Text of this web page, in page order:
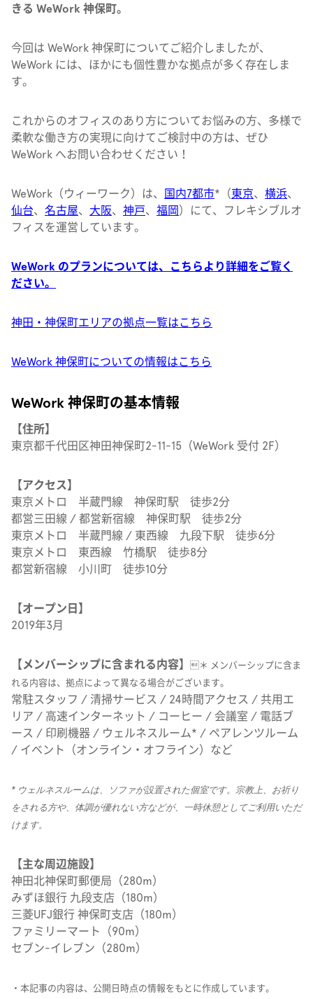
きる WeWork 神保町。
今回は WeWork 神保町についてご紹介しましたが、
WeWork には、ほかにも個性豊かな拠点が多く存在しま
す。
これからのオフィスのあり方についてお悩みの方、多様で
柔軟な働き方の実現に向けてご検討中の方は、ぜひ
WeWork へお問い合わせください！
WeWork（ウィーワーク）は、 国内7都市*（東京、 横浜、
仙台、 名古屋、 大阪、 神戸、 福岡）にて、フレキシブルオ
フィスを運営しています。
WeWork のプランについては、こちらより詳細をご覧く
ださい。
神田・神保町エリアの拠点一覧はこちら
WeWork 神保町についての情報はこちら
WeWork 神保町の基本情報
【住所】
東京都千代田区神田神保町2-11-15（WeWork 受付 2F）
【アクセス】
東京メトロ 半蔵門線 神保町駅 徒歩2分
都営三田線 / 都営新宿線 神保町駅 徒歩2分
東京メトロ 半蔵門線 / 東西線 九段下駅 徒歩6分
東京メトロ 東西線 竹橋駅 徒歩8分
都営新宿線 小川町 徒歩10分
【オープン日】
2019年3月
【メンバーシップに含まれる内容】
＊ メンバーシップに含ま
れる内容は、拠点によって異なる場合がございます。
常駐スタッフ / 清掃サービス / 24時間アクセス / 共用エ
リア / 高速インターネット / コーヒー / 会議室 / 電話ブ
ース / 印刷機器 / ウェルネスルーム* / ペアレンツルーム
/ イベント（オンライン・オフライン）など
* ウェルネスルームは、ソファが設置された個室です。宗教上、お祈り
をされる方や、体調が優れない方などが、一時休憩としてご利用いただ
けます。
【主な周辺施設】
神田北神保町郵便局（280m）
みずほ銀行 九段支店（180m）
三菱UFJ銀行 神保町支店（180m）
ファミリーマート（90m）
セブン-イレブン（280m）
・本記事の内容は、公開日時点の情報をもとに作成しています。